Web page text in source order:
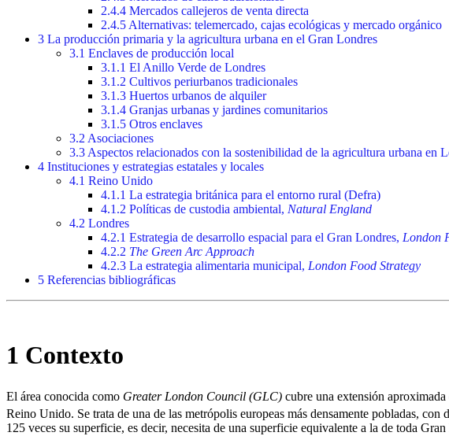
2.4.4 Mercados callejeros de venta directa
2.4.5 Alternativas: telemercado, cajas ecológicas y mercado orgánico
3 La producción primaria y la agricultura urbana en el Gran Londres
3.1 Enclaves de producción local
3.1.1 El Anillo Verde de Londres
3.1.2 Cultivos periurbanos tradicionales
3.1.3 Huertos urbanos de alquiler
3.1.4 Granjas urbanas y jardines comunitarios
3.1.5 Otros enclaves
3.2 Asociaciones
3.3 Aspectos relacionados con la sostenibilidad de la agricultura urbana en
4 Instituciones y estrategias estatales y locales
4.1 Reino Unido
4.1.1 La estrategia británica para el entorno rural (Defra)
4.1.2 Políticas de custodia ambiental, Natural England
4.2 Londres
4.2.1 Estrategia de desarrollo espacial para el Gran Londres, London
4.2.2 The Green Arc Approach
4.2.3 La estrategia alimentaria municipal, London Food Strategy
5 Referencias bibliográficas
1 Contexto
El área conocida como GreaterLondon Council (GLC) cubre una extensión
Reino Unido. Se trata de una de las metrópolis europeas más densamente pobladas, con
125 veces su superficie, es decir, necesita de una superficie equivalente a la de toda